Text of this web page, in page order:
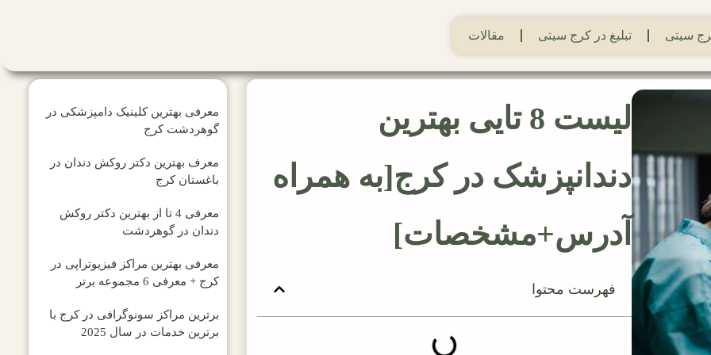
سیتی تبلیغ در کرج سیتی مقالات
لیست 8 تایی بهترین
دندانپزشک در کرج[به همراه
آدرس+مشخصات]
فهرست محتوا
معرفی بهترین کلینیک دامپزشکی در
گوهردشت کرج
معرف بهترین دکتر روکش دندان در
باغستان کرج
معرفی 4 تا از بهترین دکتر روکش
دندان در گوهردشت
معرفی بهترین مراکز فیزیوتراپی در
کرج + معرفی 6 مجموعه برتر
برترین مراکز سونوگرافی در کرج با
برترین خدمات در سال 2025